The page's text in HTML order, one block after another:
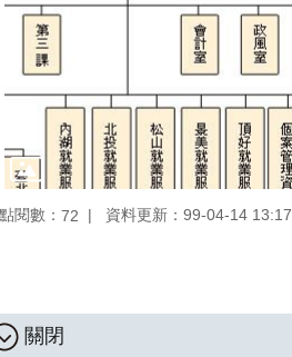
點閱數： 72 資料更新：99-04-14 13:17
關閉